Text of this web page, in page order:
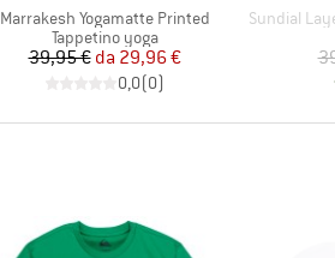
Articolo
Marrakesh Yogamatte Printed
Gruppo di prodotti
Tappetino yoga
Prezzo
39,95 € Prezzo ridotto
da 29,96 €
0,0(0)
Articolo
Sundial